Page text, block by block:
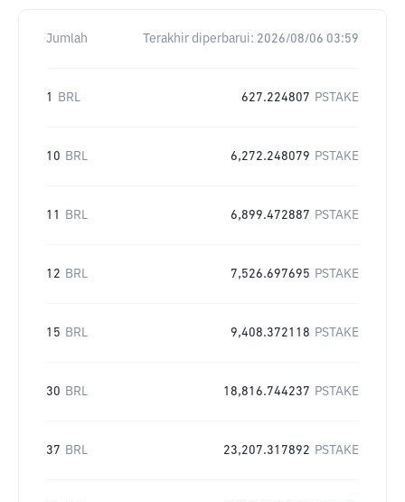
Jumlah Terakhir diperbarui: 2026/08/06 03:59
1 BRL 627.224807 PSTAKE
10 BRL 6,272.248079 PSTAKE
11 BRL 6,899.472887 PSTAKE
12 BRL 7,526.697695 PSTAKE
15 BRL 9,408.372118 PSTAKE
30 BRL 18,816.744237 PSTAKE
37 BRL 23,207.317892 PSTAKE